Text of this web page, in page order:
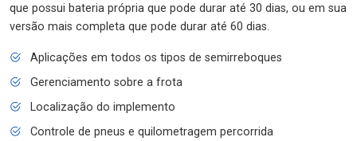
que possui bateria própria que pode durar até 30 dias, ou em sua
versão mais completa que pode durar até 60 dias.
Aplicações em todos os tipos de semirreboques
Gerenciamento sobre a frota
Localização do implemento
Controle de pneus e quilometragem percorrida